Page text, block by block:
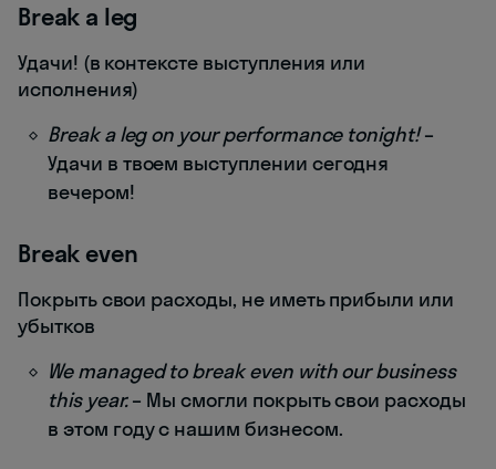
Break a leg
Удачи! (в контексте выступления или
исполнения)
Break a leg on your performance tonight!–
Удачи в твоем выступлении сегодня
вечером!
Break even
Покрыть свои расходы, не иметь прибыли или
убытков
We managed to break even with our business
this year.– Мы смогли покрыть свои расходы
в этом году с нашим бизнесом.